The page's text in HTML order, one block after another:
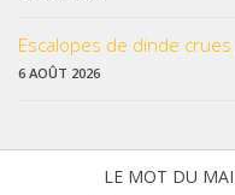
Escalopes de dinde
6 AOÛT 2026
LE MOT DU